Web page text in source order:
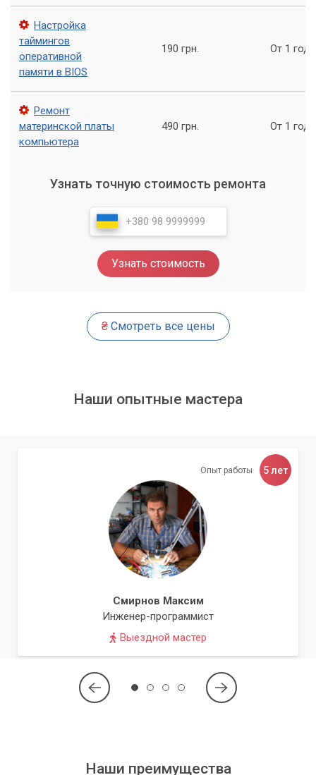
рабочую величину.
К повышению температуры всех модулей и узлов системы
приводит и большое количество пыли. Запыленный воздух
хуже циркулирует и создает своеобразный эффект
Пыль в системном блоке
В подавляющем большинстве случаев придётся заменить
Другое дело если причина неисправности во внешних
факторах – слишком большая температура окружающей
среды или запыленный корпус. В первом случае поможет
специальный радиатор или вентиляторы, а во втором –
только чистка корпуса исистемы охлаждения
Таким образом проблемы с температурой оперативной
быстро решаются простой заменой платы.
Настройка
таймингов
оперативной
памяти в BIOS
190 грн. От 1 года
Ремонт
материнской платы
компьютера
490 грн. От 1 года
Узнать точную стоимость ремонта
Узнать стоимость
₴Смотреть все цены
Наши опытные мастера
Опыт работы 5 лет
Смирнов Максим
Инженер-программист
Выездной мастер
Наши преимущества